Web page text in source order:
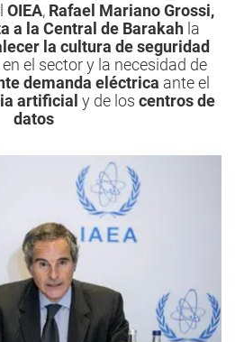
OIEA, Rafael Mariano Grossi,
a la Central de Barakah la
la cultura de seguridad
en el sector y la necesidad de
demanda eléctrica ante el
artificial y de los centros de
datos